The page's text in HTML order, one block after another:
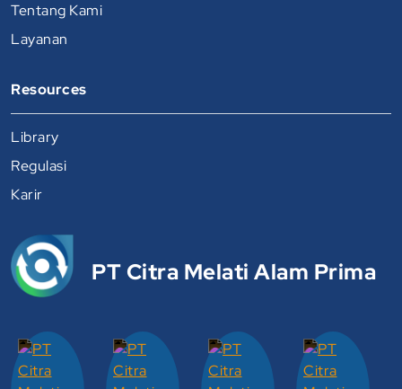
PT Citra Melati Alam Prima
Tentang Kami
Layanan
Resources
Library
Regulasi
Karir